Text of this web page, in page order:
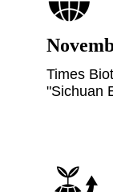
Times
"Sichuan